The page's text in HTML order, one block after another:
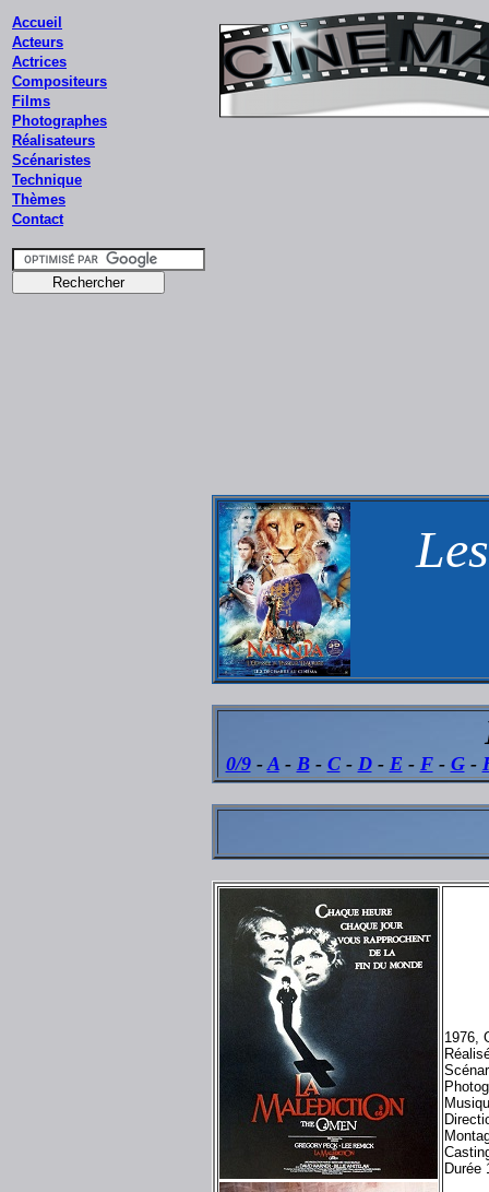
Accueil
Acteurs
Actrices
Compositeurs
Films
Photographes
Réalisateurs
Scénaristes
Technique
Thèmes
Contact
0/9-A- B- C- D- E - F- G-
1976,
Durée